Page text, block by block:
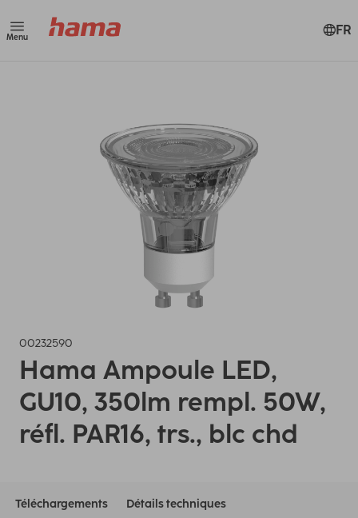
Menu FR
00232590
Hama Ampoule LED,
GU10, 350lm rempl. 50W,
réfl. PAR16, trs., blc chd
Téléchargements Détails techniques